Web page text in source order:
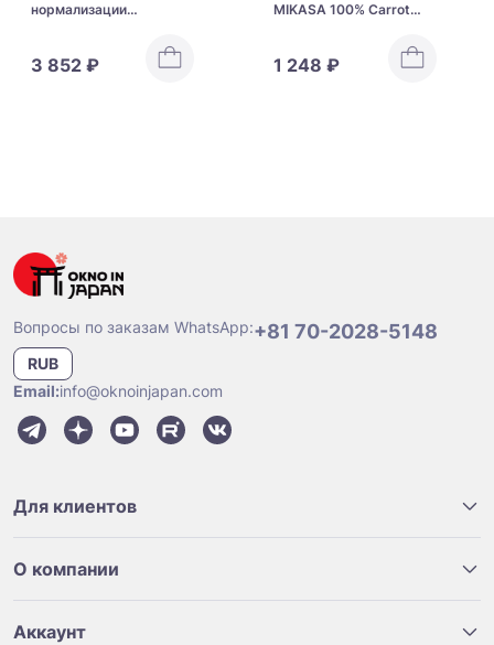
нормализации
Lactic Acid Bacteria &
3 852 ₽
MIKASA 100% Carrot
1 248 ₽
Вопросы по заказам WhatsApp:+81 70-2028-5148
RUB
Email:info@oknoinjapan.com
Для клиентов
О компании
Аккаунт